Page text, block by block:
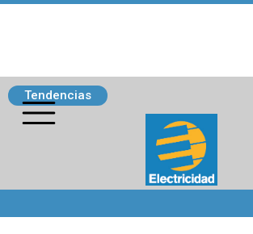
Tendencias